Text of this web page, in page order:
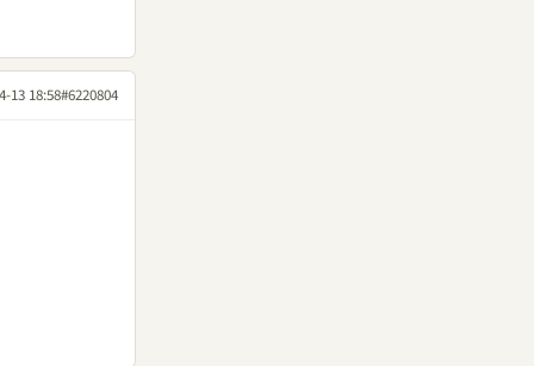
13 18:58#6220804